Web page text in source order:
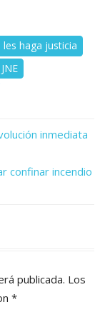
haga justicia
JNE
inmediata
confinar incendio
publicada. Los
*